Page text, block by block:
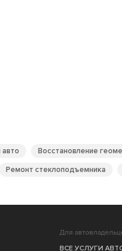
авто Восстановление
Ремонт стеклоподъемника
Для
ВСЕ УСЛУГИ